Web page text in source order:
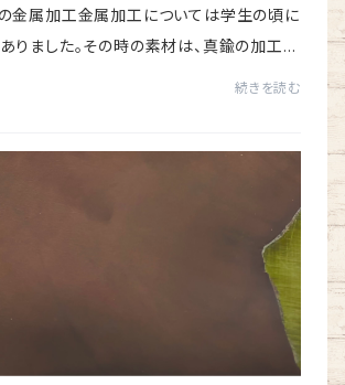
金属加工金属加工については学生の頃に
りました。その時の素材は、真鍮の加工で
続きを読む